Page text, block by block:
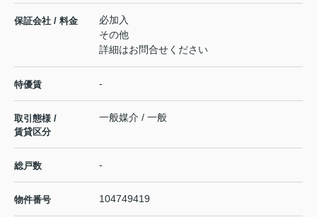
保証会社 / 料金
必加入
その他
詳細はお問合せください
特優賃 -
取引態様 /
賃貸区分
一般媒介 / 一般
総戸数 -
物件番号 104749419